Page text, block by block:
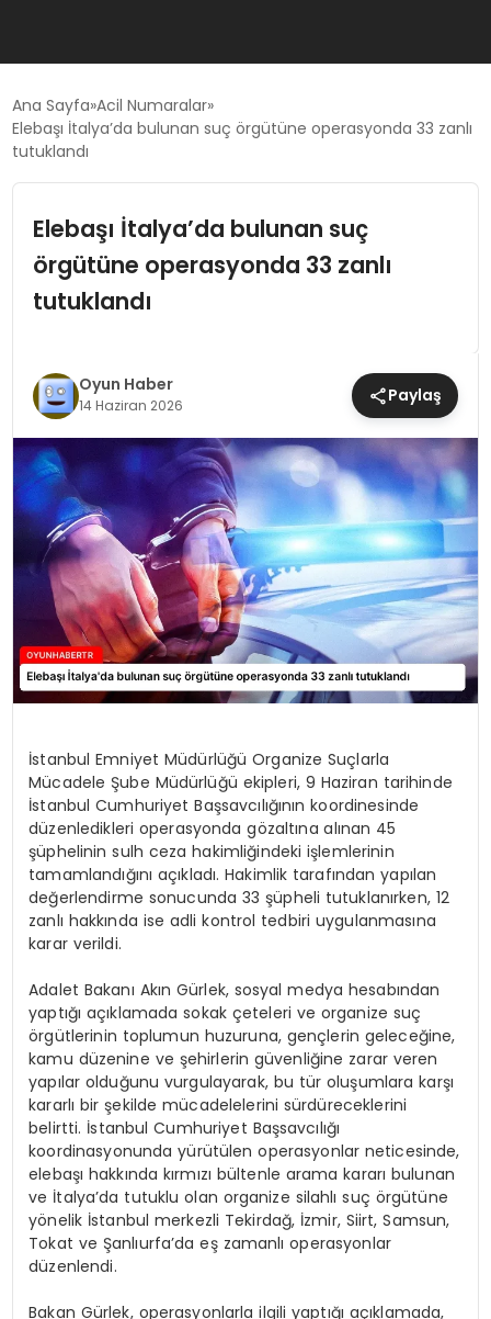
GÜNCEL
OYUN HABERLERI
EKONOMI
EĞITIM
SAĞLIK
TEKNOLOJI
YAŞAM
Ana Sayfa Acil Numaralar
Elebaşı İtalya’da bulunan suç örgütüne operasyonda 33 zanlı
tutuklandı
Elebaşı İtalya’da bulunan suç
örgütüne operasyonda 33 zanlı
tutuklandı
Oyun Haber
14 Haziran 2026 Paylaş
İstanbul Emniyet Müdürlüğü Organize Suçlarla
Mücadele Şube Müdürlüğü ekipleri, 9 Haziran tarihinde
İstanbul Cumhuriyet Başsavcılığının koordinesinde
düzenledikleri operasyonda gözaltına alınan 45
şüphelinin sulh ceza hakimliğindeki işlemlerinin
tamamlandığını açıkladı. Hakimlik tarafından yapılan
değerlendirme sonucunda 33 şüpheli tutuklanırken, 12
zanlı hakkında ise adli kontrol tedbiri uygulanmasına
karar verildi.
Adalet Bakanı Akın Gürlek, sosyal medya hesabından
yaptığı açıklamada sokak çeteleri ve organize suç
örgütlerinin toplumun huzuruna, gençlerin geleceğine,
kamu düzenine ve şehirlerin güvenliğine zarar veren
yapılar olduğunu vurgulayarak, bu tür oluşumlara karşı
kararlı bir şekilde mücadelelerini sürdüreceklerini
belirtti. İstanbul Cumhuriyet Başsavcılığı
koordinasyonunda yürütülen operasyonlar neticesinde,
elebaşı hakkında kırmızı bültenle arama kararı bulunan
ve İtalya’da tutuklu olan organize silahlı suç örgütüne
yönelik İstanbul merkezli Tekirdağ, İzmir, Siirt, Samsun,
Tokat ve Şanlıurfa’da eş zamanlı operasyonlar
düzenlendi.
Bakan Gürlek, operasyonlarla ilgili yaptığı açıklamada,